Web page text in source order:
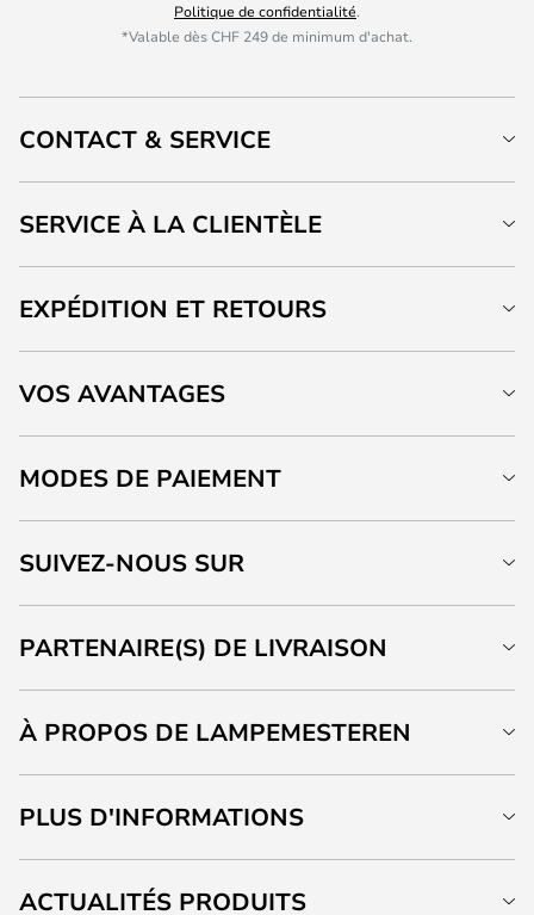
Politique de confidentialité.
*Valable dès CHF 249 de minimum d'achat.
CONTACT & SERVICE
SERVICE À LA CLIENTÈLE
EXPÉDITION ET RETOURS
VOS AVANTAGES
MODES DE PAIEMENT
SUIVEZ-NOUS SUR
PARTENAIRE(S) DE LIVRAISON
À PROPOS DE LAMPEMESTEREN
PLUS D'INFORMATIONS
ACTUALITÉS PRODUITS